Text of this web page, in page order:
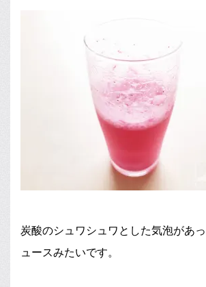
炭酸のシュワシュワとした気泡があ
ュースみたいです。